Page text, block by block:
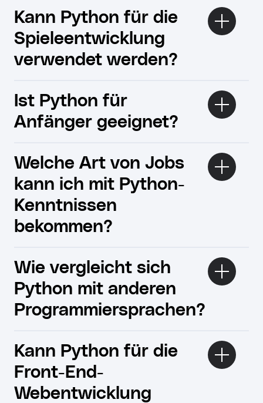
Kann Python für die
Spieleentwicklung
verwendet werden?
Ist Python für
Anfänger geeignet?
Welche Art von Jobs
kann ich mit Python-
Kenntnissen
bekommen?
Wie vergleicht sich
Python mit anderen
Programmiersprachen?
Kann Python für die
Front-End-
Webentwicklung